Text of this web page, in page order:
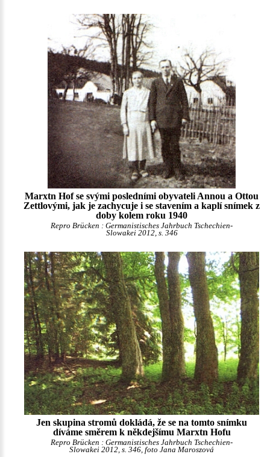
Marxtn Hof se svými posledními obyvateli Annou a Ottou
Zettlovými, jak je zachycuje i se stavením a kaplí snímek z
doby kolem roku 1940
Repro Brücken : Germanistisches Jahrbuch Tschechien-
Slowakei 2012, s. 346
Jen skupina stromů dokládá, že se na tomto snímku
díváme směrem k někdejšímu Marxtn Hofu
Repro Brücken : Germanistisches Jahrbuch Tschechien-
Slowakei 2012, s. 346, foto Jana Maroszová